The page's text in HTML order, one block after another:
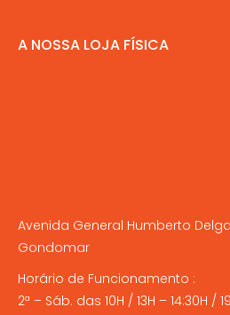
A NOSSA LOJA FÍSICA
Avenida General Humberto
Gondomar
Horário de Funcionamento :
2ª – Sáb. das 10H / 13H – 14:30H /